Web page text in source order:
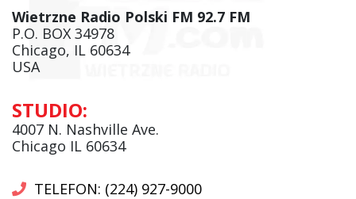
Wietrzne Radio Polski FM 92.7 FM
P.O. BOX 34978
Chicago, IL 60634
USA
STUDIO:
4007 N. Nashville Ave.
Chicago IL 60634
TELEFON: (224) 927-9000